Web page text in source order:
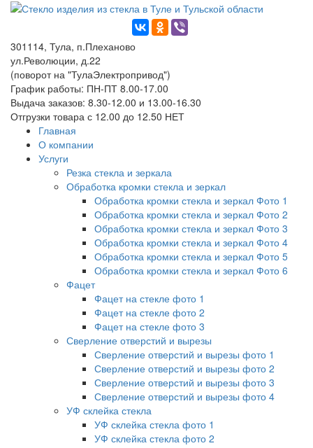
301114, Тула, п.Плеханово
ул.Революции, д.22
(поворот на "ТулаЭлектропривод")
График работы: ПН-ПТ 8.00-17.00
Выдача заказов: 8.30-12.00 и 13.00-16.30
Отгрузки товара с 12.00 до 12.50 НЕТ
Главная
О компании
Услуги
Резка стекла и зеркала
Обработка кромки стекла и зеркал
Обработка кромки стекла и зеркал Фото 1
Обработка кромки стекла и зеркал Фото 2
Обработка кромки стекла и зеркал Фото 3
Обработка кромки стекла и зеркал Фото 4
Обработка кромки стекла и зеркал Фото 5
Обработка кромки стекла и зеркал Фото 6
Фацет
Фацет на стекле фото 1
Фацет на стекле фото 2
Фацет на стекле фото 3
Сверление отверстий и вырезы
Сверление отверстий и вырезы фото 1
Сверление отверстий и вырезы фото 2
Сверление отверстий и вырезы фото 3
Сверление отверстий и вырезы фото 4
УФ склейка стекла
УФ склейка стекла фото 1
УФ склейка стекла фото 2